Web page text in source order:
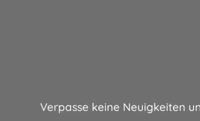
Verpasse keine Neuigkeiten